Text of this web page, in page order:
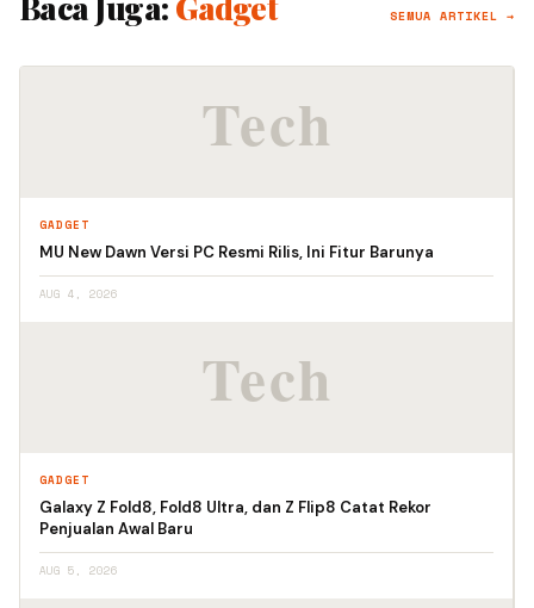
SEMUA ARTIKEL →
GADGET
MU New Dawn Versi PC Resmi Rilis, Ini Fitur Barunya
AUG 4, 2026
GADGET
Galaxy Z Fold8, Fold8 Ultra, dan Z Flip8 Catat Rekor
Penjualan Awal Baru
AUG 5, 2026